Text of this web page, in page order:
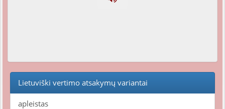
Lietuviški vertimo atsakymų variantai
apleistas